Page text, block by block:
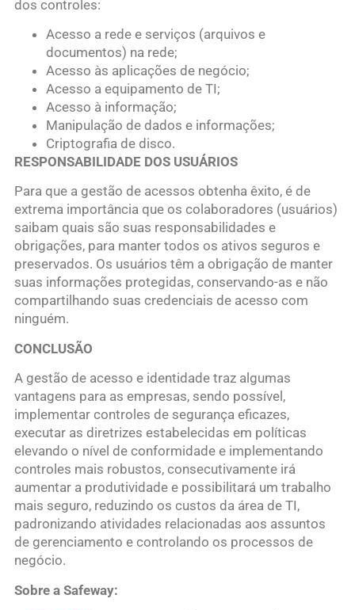
dos controles:
Acesso a rede e serviços (arquivos e
documentos) na rede;
Acesso às aplicações de negócio;
Acesso a equipamento de TI;
Acesso à informação;
Manipulação de dados e informações;
Criptografia de disco.
RESPONSABILIDADE DOS USUÁRIOS
Para que a gestão de acessos obtenha êxito, é de
extrema importância que os colaboradores (usuários)
saibam quais são suas responsabilidades e
obrigações, para manter todos os ativos seguros e
preservados. Os usuários têm a obrigação de manter
suas informações protegidas, conservando-as e não
compartilhando suas credenciais de acesso com
ninguém.
CONCLUSÃO
A gestão de acesso e identidade traz algumas
vantagens para as empresas, sendo possível,
implementar controles de segurança eficazes,
executar as diretrizes estabelecidas em políticas
elevando o nível de conformidade e implementando
controles mais robustos, consecutivamente irá
aumentar a produtividade e possibilitará um trabalho
mais seguro, reduzindo os custos da área de TI,
padronizando atividades relacionadas aos assuntos
de gerenciamento e controlando os processos de
negócio.
Sobre a Safeway: